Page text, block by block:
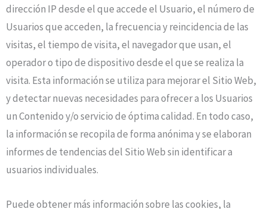
dirección IP desde el que accede el Usuario, el número de
Usuarios que acceden, la frecuencia y reincidencia de las
visitas, el tiempo de visita, el navegador que usan, el
operador o tipo de dispositivo desde el que se realiza la
visita. Esta información se utiliza para mejorar el Sitio Web,
y detectar nuevas necesidades para ofrecer a los Usuarios
un Contenido y/o servicio de óptima calidad. En todo caso,
la información se recopila de forma anónima y se elaboran
informes de tendencias del Sitio Web sin identificar a
usuarios individuales.
Puede obtener más información sobre las cookies, la